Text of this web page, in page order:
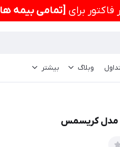
برای [تمامی بیمه
وبلاگ بیشتر
مدل کریسمس